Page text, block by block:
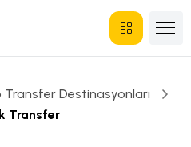
Destinasyonları
Transfer